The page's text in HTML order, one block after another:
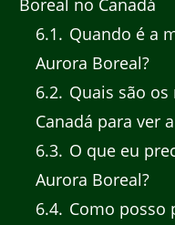
Boreal no Canadá
6.1
Quando é a
Aurora Boreal?
6.2 Quais são
Canadá para ver
6.3 O que eu
Aurora Boreal?
6.4 Como posso